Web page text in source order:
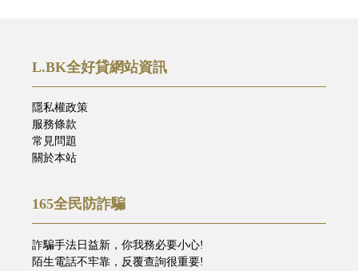
L.BK全好貸網站資訊
隱私權政策
服務條款
常見問題
關於本站
165全民防詐騙
詐騙手法日益新，你我務必要小心!
陌生電話不牢靠，反覆查詢很重要!